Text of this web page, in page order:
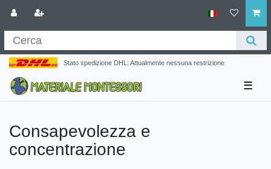
Stato spedizione DHL: Attualmente nessuna restrizione
☰
Consapevolezza e
concentrazione